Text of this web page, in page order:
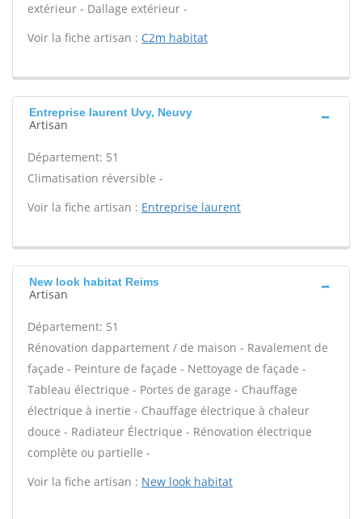
extérieur - Dallage extérieur -
Voir la fiche artisan : C2m habitat
Entreprise laurent Uvy, Neuvy
Artisan
Département: 51
Climatisation réversible -
Voir la fiche artisan : Entreprise laurent
New look habitat Reims
Artisan
Département: 51
Rénovation dappartement / de maison - Ravalement de
façade - Peinture de façade - Nettoyage de façade -
Tableau électrique - Portes de garage - Chauffage
électrique à inertie - Chauffage électrique à chaleur
douce - Radiateur Électrique - Rénovation électrique
complète ou partielle -
Voir la fiche artisan : New look habitat